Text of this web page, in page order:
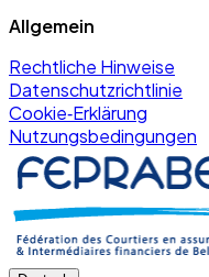
Allgemein
Rechtliche Hinweise
Datenschutzrichtlinie
Cookie‑Erklärung
Nutzungsbedingungen